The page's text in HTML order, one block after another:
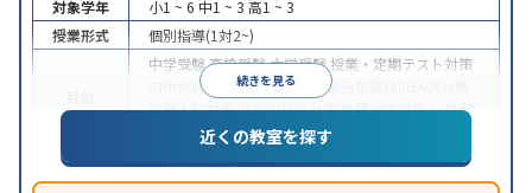
続きを見る
対象学年 小1 ~ 6 中1 ~ 3 高1 ~ 3
授業形式
個別指導(1対2~)
中学受験高校受験大学受験 授業・定期テスト対策
内申点対策
学習習慣の定着
総合型選抜(旧AO)対策
推薦入試対策学校別特化対策各種検定対策科目別
特化対策
特徴
中高一貫校生に対応授業の振替可能1科目から受講
可能
近くの教室を探す